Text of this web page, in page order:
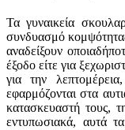
Τα γυναικεία
συνδυασμό
αναδείξουν
έξοδο είτε για
για την
εφαρμόζονται στα
κατασκευαστή τους,
εντυπωσιακά, αυτά